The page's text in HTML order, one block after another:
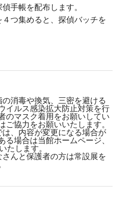
手帳を配布します。
つ集めると、探偵バッチを
消毒や換気、三密を避ける
イルス感染拡大防止対策を行
のマスク着用をお願いしてい
ご協力をお願いいたします。
、内容が変更になる場合が
る場合は当館ホームページ、
たします。
んと保護者の方は常設展を